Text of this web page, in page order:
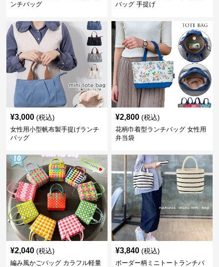
ンチバッグ
バッグ 手提げ
¥3,000 (税込)
女性用小型帆布製手提げランチ
バッグ
¥2,800 (税込)
花柄巾着型ランチバッグ 女性用
弁当袋
¥2,040 (税込)
編み風かごバッグ カラフル軽量
¥3,840 (税込)
ボーダー柄ミニトートランチバ